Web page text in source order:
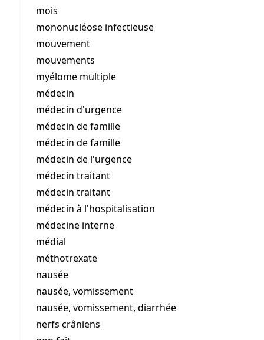
mois
mononucléose infectieuse
mouvement
mouvements
myélome multiple
médecin
médecin d'urgence
médecin de famille
médecin de famille
médecin de l'urgence
médecin traitant
médecin traitant
médecin à l'hospitalisation
médecine interne
médial
méthotrexate
nausée
nausée, vomissement
nausée, vomissement, diarrhée
nerfs crâniens